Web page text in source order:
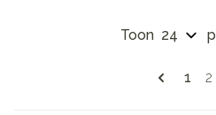
U
1 2
Toon